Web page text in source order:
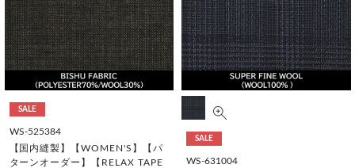
SALE
WS-525384
【国内縫製】【WOMEN'S】【パ
ターンオーダー】【RELAX TAPE
SALE
WS-631004